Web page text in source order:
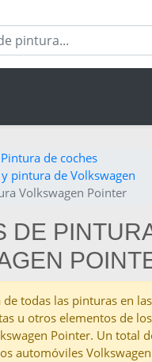
Pintura de coches
pintura de Volkswagen
Volkswagen Pointer
DE
todas las pinturas en las
u otros elementos de los
Pointer. Un total
automóviles